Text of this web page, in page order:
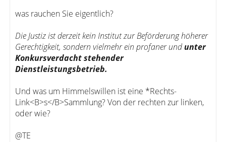
was rauchen Sie eigentlich?
Die Justiz ist derzeit kein Institut zur Beförderung höherer
Gerechtigkeit, sondern vielmehr ein profaner undunter
Konkursverdacht stehender
Dienstleistungsbetrieb.
Und was um Himmelswillen ist eine *Rechts-
Link<B>s</B>Sammlung? Von der rechten zur linken,
oder wie?
@TE